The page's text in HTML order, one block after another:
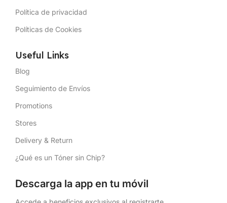
Política de privacidad
Políticas de Cookies
Useful Links
Blog
Seguimiento de Envíos
Promotions
Stores
Delivery & Return
¿Qué es un Tóner sin Chip?
Descarga la app en tu móvil